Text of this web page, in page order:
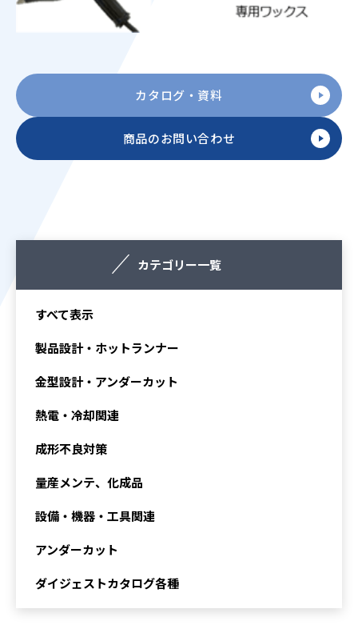
カタログ・資料
商品のお問い合わせ
カテゴリー一覧
すべて表示
製品設計・ホットランナー
金型設計・アンダーカット
熱電・冷却関連
成形不良対策
量産メンテ、化成品
設備・機器・工具関連
アンダーカット
ダイジェストカタログ各種